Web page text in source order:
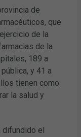
de
que
de la
de la
189 a
y 41 a
tienen como
la salud y
el